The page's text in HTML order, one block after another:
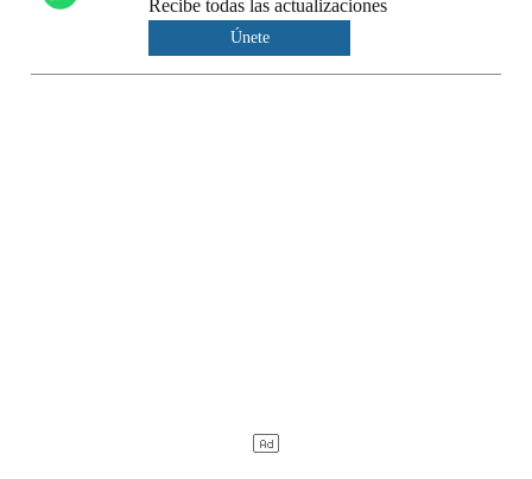
Recibe todas las actualizaciones
Únete